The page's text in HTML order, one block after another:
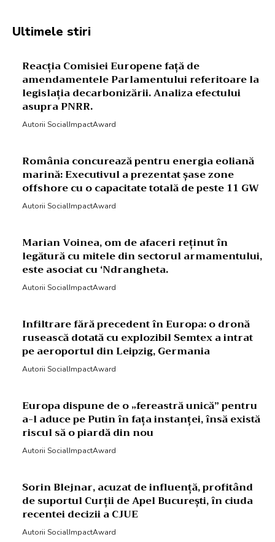
Ultimele stiri
Reacția Comisiei Europene față de
amendamentele Parlamentului referitoare la
legislația decarbonizării. Analiza efectului
asupra PNRR.
Autorii SocialImpactAward
România concurează pentru energia eoliană
marină: Executivul a prezentat șase zone
offshore cu o capacitate totală de peste 11 GW
Autorii SocialImpactAward
Marian Voinea, om de afaceri reținut în
legătură cu mitele din sectorul armamentului,
este asociat cu ‘Ndrangheta.
Autorii SocialImpactAward
Infiltrare fără precedent în Europa: o dronă
rusească dotată cu explozibil Semtex a intrat
pe aeroportul din Leipzig, Germania
Autorii SocialImpactAward
Europa dispune de o „fereastră unică” pentru
a-l aduce pe Putin în fața instanței, însă există
riscul să o piardă din nou
Autorii SocialImpactAward
Sorin Blejnar, acuzat de influență, profitând
de suportul Curții de Apel București, în ciuda
recentei decizii a CJUE
Autorii SocialImpactAward